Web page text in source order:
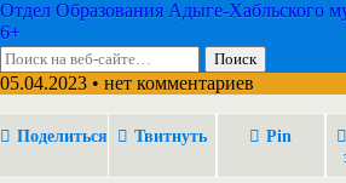
Отдел Образования Адыге-Хабльского
6+
05.04.2023 • нет комментариев
Поделиться Твитнуть Pin